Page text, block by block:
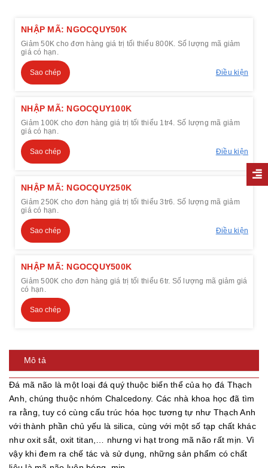
NHẬP MÃ: NGOCQUY50K
Giảm 50K cho đơn hàng giá trị tối thiểu 800K. Số lượng mã giảm
giá có hạn.
Sao chép Điều kiện
NHẬP MÃ: NGOCQUY100K
Giảm 100K cho đơn hàng giá trị tối thiểu 1tr4. Số lượng mã giảm
giá có hạn.
Sao chép Điều kiện
NHẬP MÃ: NGOCQUY250K
Giảm 250K cho đơn hàng giá trị tối thiểu 3tr6. Số lượng mã giảm
giá có hạn.
Sao chép Điều kiện
NHẬP MÃ: NGOCQUY500K
Giảm 500K cho đơn hàng giá trị tối thiểu 6tr. Số lượng mã giảm giá
có hạn.
Sao chép
Mô tả
Đá mã não là một loại đá quý thuộc biến thể của họ đá Thạch
Anh, chúng thuộc nhóm Chalcedony. Các nhà khoa học đã tìm
ra rằng, tuy có cùng cấu trúc hóa học tương tự như Thạch Anh
với thành phần chủ yếu là silica, cùng với một số tạp chất khác
như oxit sắt, oxit titan,… nhưng vi hạt trong mã não rất mịn. Vì
vậy khi đem ra chế tác và sử dụng, những sản phẩm có chất